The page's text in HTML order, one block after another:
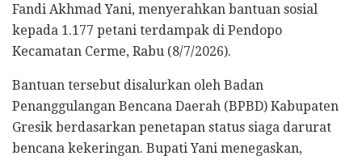
Fandi Akhmad Yani, menyerahkan bantuan sosial
kepada 1.177 petani terdampak di Pendopo
Kecamatan Cerme, Rabu (8/7/2026).
Bantuan tersebut disalurkan oleh Badan
Penanggulangan Bencana Daerah (BPBD) Kabupaten
Gresik berdasarkan penetapan status siaga darurat
bencana kekeringan. Bupati Yani menegaskan,